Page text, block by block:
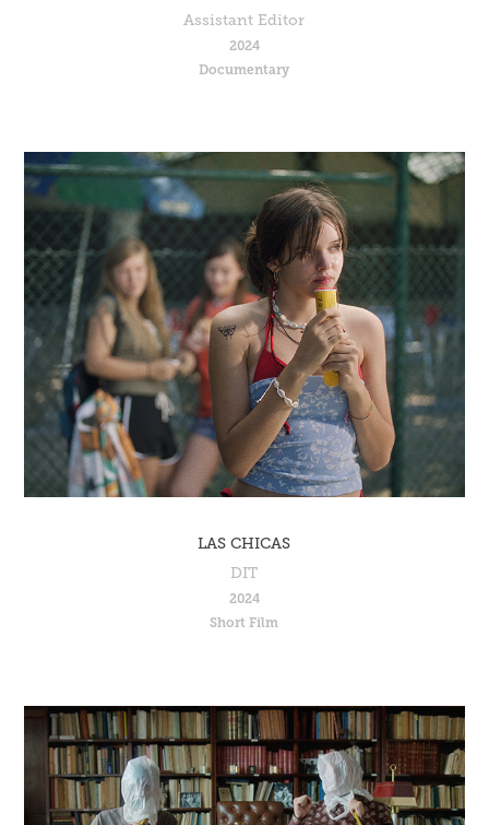
Assistant Editor
2024
Documentary
LAS CHICAS
DIT
2024
Short Film